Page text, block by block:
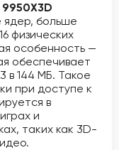
9950X3D
ядер, больше
физических
особенность —
обеспечивает
в 144 МБ. Такое
при доступе к
в
и
таких как 3D-